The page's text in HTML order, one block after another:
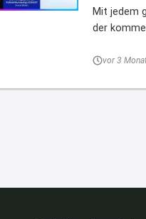
Mit jedem
der
vor 3